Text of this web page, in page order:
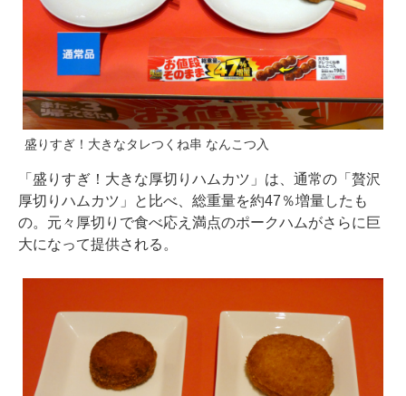
盛りすぎ！大きなタレつくね串 なんこつ入
「盛りすぎ！大きな厚切りハムカツ」は、通常の「贅沢
厚切りハムカツ」と比べ、総重量を約47％増量したも
の。元々厚切りで食べ応え満点のポークハムがさらに巨
大になって提供される。